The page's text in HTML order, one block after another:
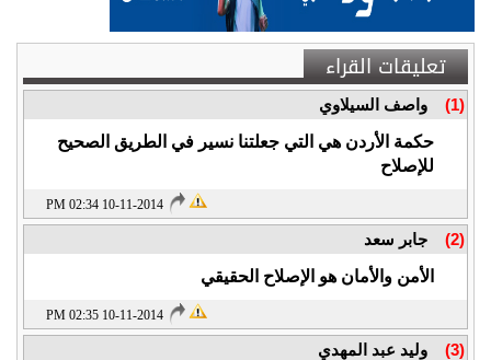
تعليقات القراء
(1)
واصف السيلاوي
حكمة الأردن هي التي جعلتنا نسير في الطريق الصحيح
للإصلاح
10-11-2014 02:34 PM
(2)
جابر سعد
الأمن والأمان هو الإصلاح الحقيقي
10-11-2014 02:35 PM
(3)
وليد عبد المهدي